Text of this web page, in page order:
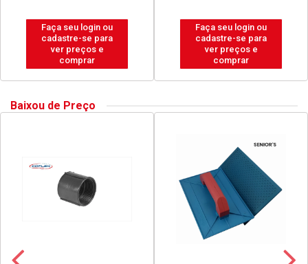
Faça seu login ou
cadastre-se para
ver preços e
comprar
Faça seu login ou
cadastre-se para
ver preços e
comprar
Baixou de Preço